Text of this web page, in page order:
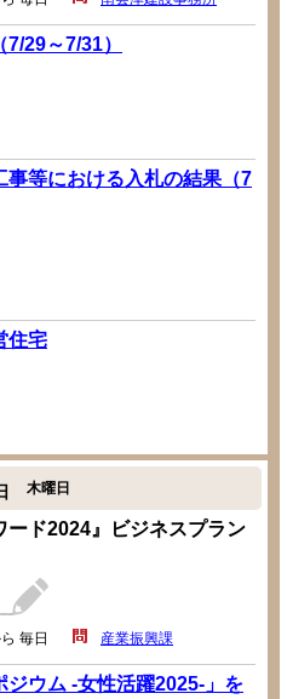
29～7/31）
事等における入札の結果（7
住宅
木曜日
ード2024』ビジネスプラン
毎日 産業振興課
ジウム -女性活躍2025-」を